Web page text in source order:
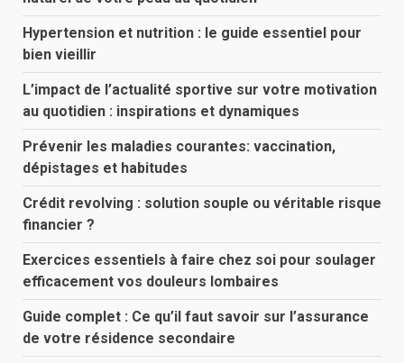
Hypertension et nutrition : le guide essentiel pour
bien vieillir
L’impact de l’actualité sportive sur votre motivation
au quotidien : inspirations et dynamiques
Prévenir les maladies courantes: vaccination,
dépistages et habitudes
Crédit revolving : solution souple ou véritable risque
financier ?
Exercices essentiels à faire chez soi pour soulager
efficacement vos douleurs lombaires
Guide complet : Ce qu’il faut savoir sur l’assurance
de votre résidence secondaire